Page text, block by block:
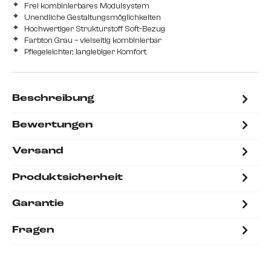
Frei kombinierbares Modulsystem
Unendliche Gestaltungsmöglichkeiten
Hochwertiger Strukturstoff Soft-Bezug
Farbton Grau – vielseitig kombinierbar
Pflegeleichter, langlebiger Komfort
Beschreibung
Bewertungen
Versand
Produktsicherheit
Garantie
Fragen